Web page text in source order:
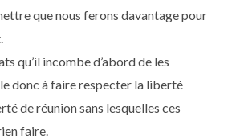
que nous ferons davantage pour
qu’il incombe d’abord de les
donc à faire respecter la liberté
de réunion sans lesquelles ces
faire.